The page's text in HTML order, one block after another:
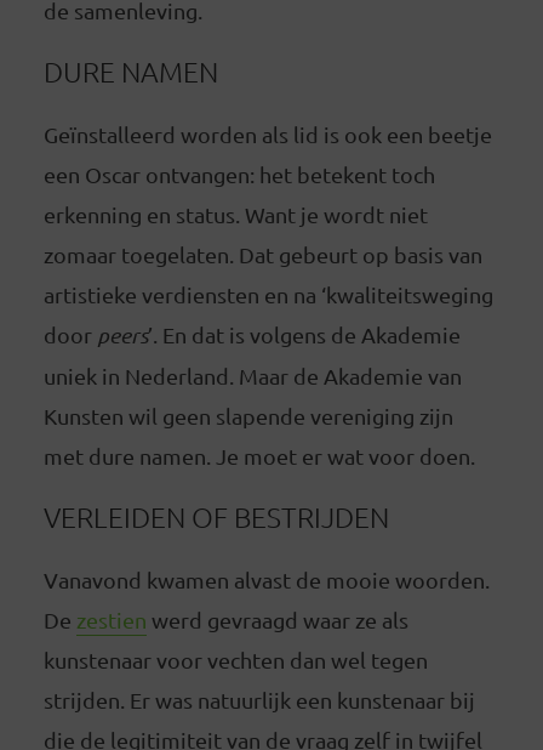
de samenleving.
DURE NAMEN
Geïnstalleerd worden als lid is ook een beetje
een Oscar ontvangen: het betekent toch
erkenning en status. Want je wordt niet
zomaar toegelaten. Dat gebeurt op basis van
artistieke verdiensten en na ‘kwaliteitsweging
door peers’. En dat is volgens de Akademie
uniek in Nederland. Maar de Akademie van
Kunsten wil geen slapende vereniging zijn
met dure namen. Je moet er wat voor doen.
VERLEIDEN OF BESTRIJDEN
Vanavond kwamen alvast de mooie woorden.
De zestien werd gevraagd waar ze als
kunstenaar voor vechten dan wel tegen
strijden. Er was natuurlijk een kunstenaar bij
die de legitimiteit van de vraag zelf in twijfel